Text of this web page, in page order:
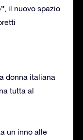
, il nuovo spazio
donna italiana
tutta al
un inno alle